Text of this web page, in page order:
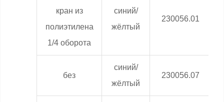
кран из
полиэтилена
1/4 оборота
синий/
жёлтый
230056.01
без
синий/
жёлтый
230056.07